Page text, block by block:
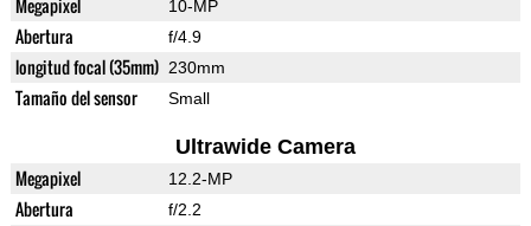
Megapixel 10-MP
Abertura f/4.9
longitud focal (35mm) 230mm
Tamaño del sensor Small
Ultrawide Camera
Megapixel 12.2-MP
Abertura f/2.2